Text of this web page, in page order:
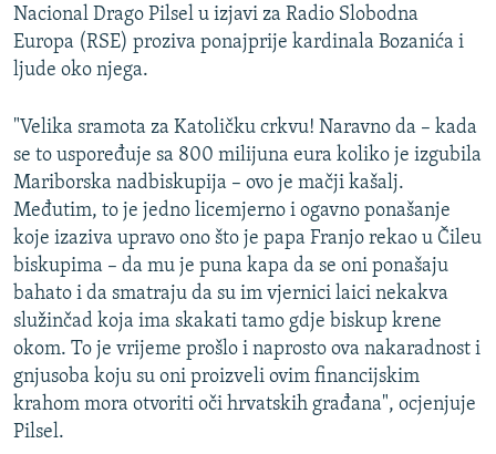
Nacional Drago Pilsel u izjavi za Radio Slobodna
Europa (RSE) proziva ponajprije kardinala Bozanića i
ljude oko njega.
"Velika sramota za Katoličku crkvu! Naravno da – kada
se to uspoređuje sa 800 milijuna eura koliko je izgubila
Mariborska nadbiskupija – ovo je mačji kašalj.
Međutim, to je jedno licemjerno i ogavno ponašanje
koje izaziva upravo ono što je papa Franjo rekao u Čileu
biskupima – da mu je puna kapa da se oni ponašaju
bahato i da smatraju da su im vjernici laici nekakva
služinčad koja ima skakati tamo gdje biskup krene
okom. To je vrijeme prošlo i naprosto ova nakaradnost i
gnjusoba koju su oni proizveli ovim financijskim
krahom mora otvoriti oči hrvatskih građana", ocjenjuje
Pilsel.